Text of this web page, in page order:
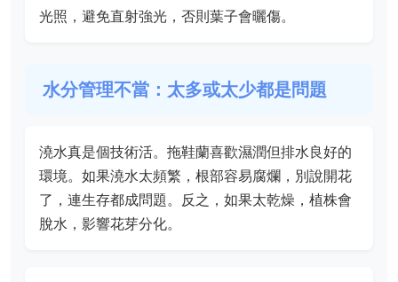
光照，避免直射強光，否則葉子會曬傷。
水分管理不當：太多或太少都是問題
澆水真是個技術活。拖鞋蘭喜歡濕潤但排水良好的
環境。如果澆水太頻繁，根部容易腐爛，別說開花
了，連生存都成問題。反之，如果太乾燥，植株會
脫水，影響花芽分化。